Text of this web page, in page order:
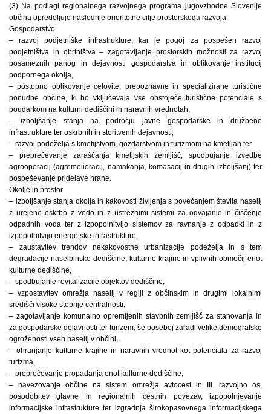
(3) Na podlagi regionalnega razvojnega programa jugovzhodne Slovenije
občina opredeljuje naslednje prioritetne cilje prostorskega razvoja:
Gospodarstvo
– razvoj podjetniške infrastrukture, kar je pogoj za pospešen razvoj
podjetništva in obrtništva – zagotavljanje prostorskih možnosti za razvoj
posameznih panog in dejavnosti gospodarstva in oblikovanje institucij
podpornega okolja,
– postopno oblikovanje celovite, prepoznavne in specializirane turistične
ponudbe občine, ki bo vključevala vse obstoječe turistične potenciale s
poudarkom na kulturni dediščini in naravnih vrednotah,
– izboljšanje stanja na področju javne gospodarske in družbene
infrastrukture ter oskrbnih in storitvenih dejavnosti,
– razvoj podeželja s kmetijstvom, gozdarstvom in turizmom na kmetijah ter
– preprečevanje zaraščanja kmetijskih zemljišč, spodbujanje izvedbe
agrooperacij (agromelioracij, namakanja, komasacij in drugih izboljšanj) ter
pospeševanje pridelave hrane.
Okolje in prostor
– izboljšanje stanja okolja in kakovosti življenja s povečanjem števila naselij
z urejeno oskrbo z vodo in z ustreznimi sistemi za odvajanje in čiščenje
odpadnih voda ter z izpopolnitvijo sistemov za ravnanje z odpadki in z
izpopolnitvijo energetske infrastrukture,
– zaustavitev trendov nekakovostne urbanizacije podeželja in s tem
degradacije naselbinske dediščine, kulturne krajine in vplivnih območij enot
kulturne dediščine,
– spodbujanje revitalizacije objektov dediščine,
– vzpostavitev omrežja naselij v regiji z občinskim in drugimi lokalnimi
središči visoke stopnje centralnosti,
– zagotavljanje komunalno opremljenih stavbnih zemljišč za stanovanja in
za gospodarske dejavnosti ter turizem, še posebej zaradi velike demografske
ogroženosti vseh naselij v občini,
– ohranjanje kulturne krajine in naravnih vrednot kot potenciala za razvoj
turizma,
– preprečevanje propadanja enot kulturne dediščine,
– navezovanje občine na sistem omrežja avtocest in III. razvojno os,
posodobitev glavne in regionalnih cestnih povezav, izpopolnjevanje
informacijske infrastrukture ter izgradnja širokopasovnega informacijskega